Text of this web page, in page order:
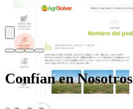
Confían en Nosotros